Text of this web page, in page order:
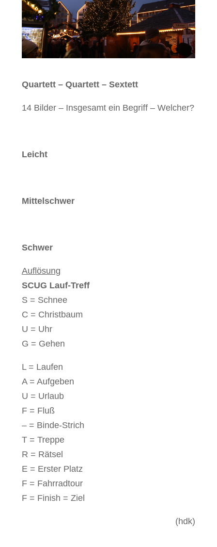
Quartett – Quartett – Sextett
14 Bilder – Insgesamt ein Begriff – Welcher?
Leicht
Mittelschwer
Schwer
Auflösung
SCUG Lauf-Treff
S = Schnee
C = Christbaum
U = Uhr
G = Gehen
L = Laufen
A = Aufgeben
U = Urlaub
F = Fluß
– = Binde-Strich
T = Treppe
R = Rätsel
E = Erster Platz
F = Fahrradtour
F = Finish = Ziel
(hdk)